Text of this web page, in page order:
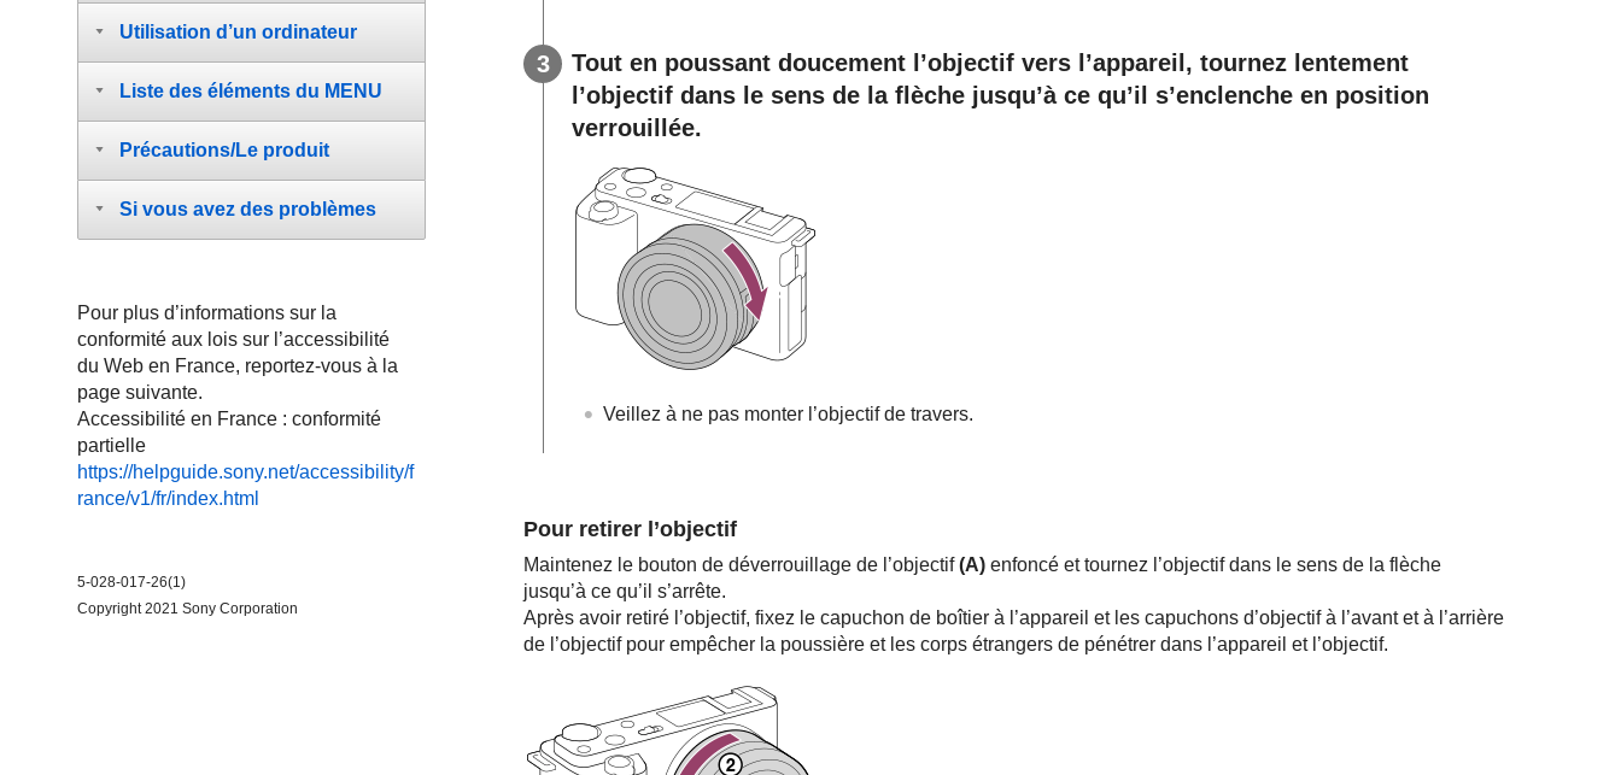
Tout en poussant doucement l’objectif vers l’appareil, tournez lentement
l’objectif dans le sens de la flèche jusqu’à ce qu’il s’enclenche en position
verrouillée.
Veillez à ne pas monter l’objectif de travers.
Pour retirer l’objectif
Maintenez le bouton de déverrouillage de l’objectif(A) enfoncé et tournez l’objectif dans le sens de la flèche
jusqu’à ce qu’il s’arrête.
Après avoir retiré l’objectif, fixez le capuchon de boîtier à l’appareil et les capuchons d’objectif à l’avant et à l’arrière
de l’objectif pour empêcher la poussière et les corps étrangers de pénétrer dans l’appareil et l’objectif.
Utilisation d’un ordinateur
Liste des éléments du MENU
Précautions/Le produit
Si vous avez des problèmes
Pour plus d’informations sur la
conformité aux lois sur l’accessibilité
du Web en France, reportez-vous à la
page suivante.
Accessibilité en France : conformité
partielle
https://helpguide.sony.net/accessibility/f
rance/v1/fr/index.html
5-028-017-26(1)
Copyright 2021 Sony Corporation